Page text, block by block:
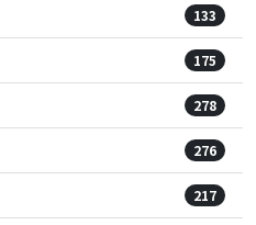
133
175
278
276
217